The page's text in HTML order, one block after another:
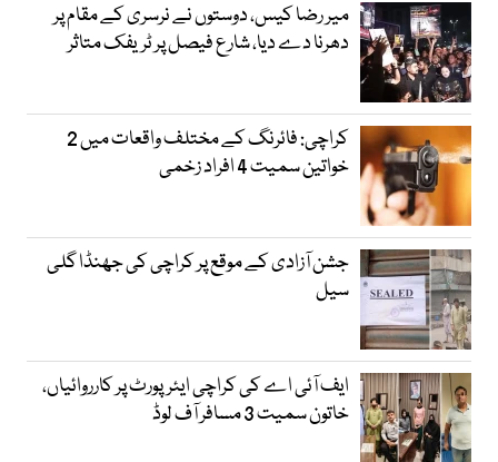
میر رضا کیس، دوستوں نے نرسری کے مقام پر
دھرنا دے دیا، شارع فیصل پر ٹریفک متاثر
کراچی: فائرنگ کے مختلف واقعات میں 2
خواتین سمیت 4 افراد زخمی
جشن آزادی کے موقع پر کراچی کی جھنڈا گلی
سیل
ایف آئی اے کی کراچی ایئرپورٹ پر کارروائیاں،
خاتون سمیت 3 مسافر آف لوڈ